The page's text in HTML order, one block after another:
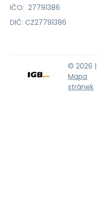
IČO: 27791386
DIČ: CZ27791386
© 2026 |
Mapa
stránek